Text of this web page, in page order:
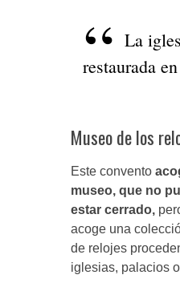
La
restaurada
Museo de los
Este convento
museo, que no
estar cerrado,
acoge una
de relojes
iglesias, palacios